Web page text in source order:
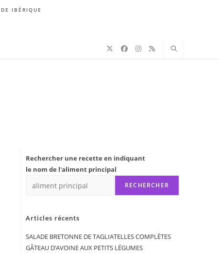
IBÉRIQUE
Rechercher une recette en indiquant
le nom de l'aliment principal
RECHERCHER
Articles récents
SALADE BRETONNE DE TAGLIATELLES COMPLÈTES
GÂTEAU D’AVOINE AUX PETITS LÉGUMES